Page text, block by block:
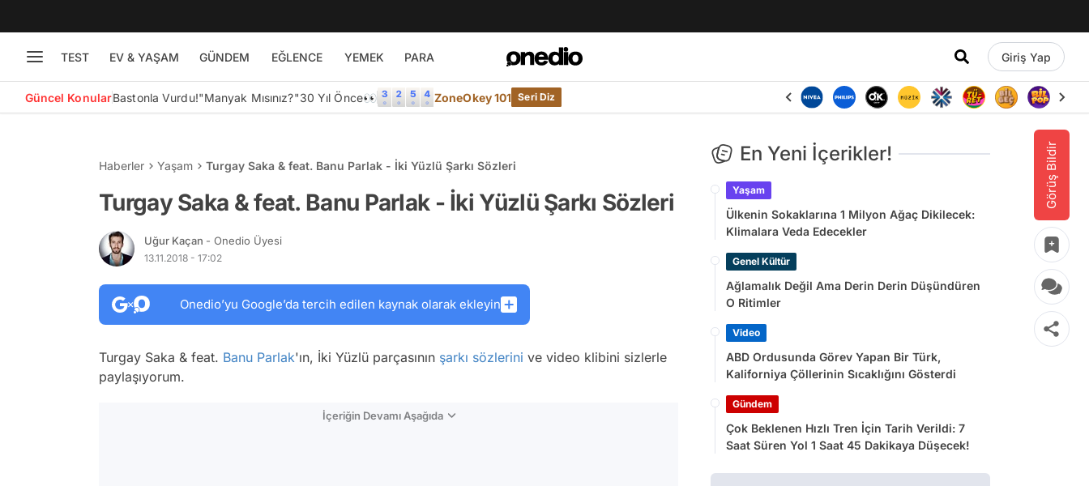
TEST EV & YAŞAM GÜNDEM EĞLENCE YEMEK PARA Giriş Yap
Güncel KonularBastonla Vurdu!"Manyak Mısınız?"30 Yıl Önce👀 ZoneOkey 101 Seri Diz
Görüş Bildir
Haberler Yaşam Turgay Saka & feat. Banu Parlak - İki Yüzlü Şarkı Sözleri
Turgay Saka & feat. Banu Parlak - İki Yüzlü Şarkı Sözleri
Uğur Kaçan - Onedio Üyesi
13.11.2018 - 17:02
Onedio’yu Google’da tercih edilen kaynak olarak ekleyin
Turgay Saka & feat. Banu Parlak'ın, İki Yüzlü parçasının şarkı sözlerini ve video klibini sizlerle
paylaşıyorum.
İçeriğin Devamı Aşağıda
En Yeni İçerikler!
Yaşam
Ülkenin Sokaklarına 1 Milyon Ağaç Dikilecek:
Klimalara Veda Edecekler
Genel Kültür
Ağlamalık Değil Ama Derin Derin Düşündüren
O Ritimler
Video
ABD Ordusunda Görev Yapan Bir Türk,
Kaliforniya Çöllerinin Sıcaklığını Gösterdi
Gündem
Çok Beklenen Hızlı Tren İçin Tarih Verildi: 7
Saat Süren Yol 1 Saat 45 Dakikaya Düşecek!